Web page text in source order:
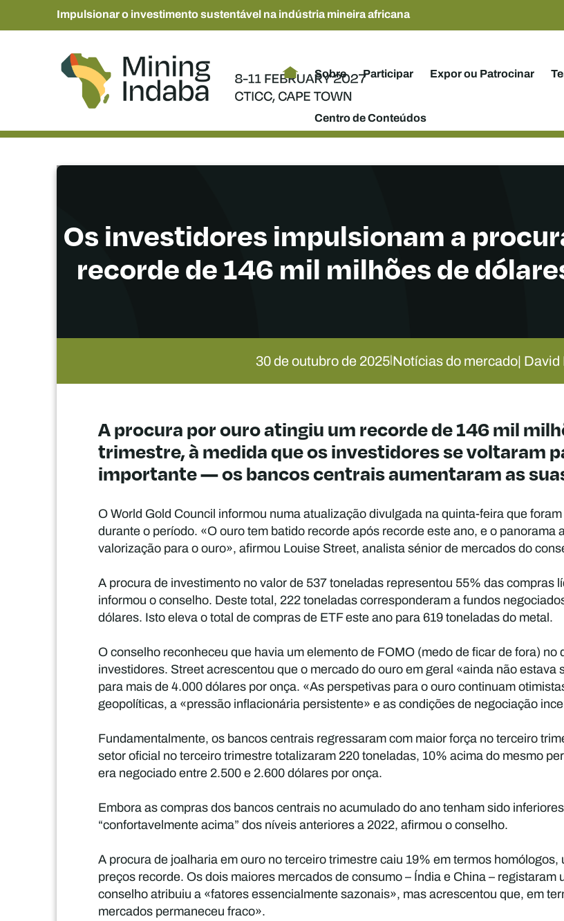
Impulsionar o investimento sustentável na indústria mineira africana
Sobre Participar Expor ou Patrocinar
Centro de Conteúdos
Os investidores impulsionam a
recorde de 146 mil milhões de
30 de outubro de 2025|Notícias do mercado| David
A procura por ouro atingiu um recorde de 146 mil
trimestre, à medida que os investidores se voltaram
importante — os bancos centrais aumentaram as
O World Gold Council informou numa atualização divulgada na quinta-feira que
durante o período. «O ouro tem batido recorde após recorde este ano, e o
valorização para o ouro», afirmou Louise Street, analista sénior de mercados do
A procura de investimento no valor de 537 toneladas representou 55% das compras
informou o conselho. Deste total, 222 toneladas corresponderam a fundos
dólares. Isto eleva o total de compras de ETF este ano para 619 toneladas do metal.
O conselho reconheceu que havia um elemento de FOMO (medo de ficar de fora)
investidores. Street acrescentou que o mercado do ouro em geral «ainda não
para mais de 4.000 dólares por onça. «As perspetivas para o ouro continuam
geopolíticas, a «pressão inflacionária persistente» e as condições de negociação
Fundamentalmente, os bancos centrais regressaram com maior força no terceiro
setor oficial no terceiro trimestre totalizaram 220 toneladas, 10% acima do mesmo
era negociado entre 2.500 e 2.600 dólares por onça.
Embora as compras dos bancos centrais no acumulado do ano tenham sido
“confortavelmente acima” dos níveis anteriores a 2022, afirmou o conselho.
A procura de joalharia em ouro no terceiro trimestre caiu 19% em termos
preços recorde. Os dois maiores mercados de consumo – Índia e China –
conselho atribuiu a «fatores essencialmente sazonais», mas acrescentou que, em
mercados permaneceu fraco».